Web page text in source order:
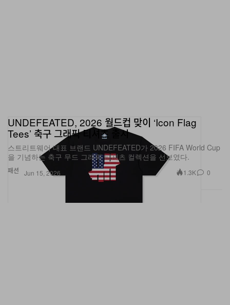
패션
Tees’ 축구 그래픽 티셔츠 출시
스트리트웨어 대표 브랜드 UNDEFEATED가 2026 FIFA World Cup
을 기념하는 축구 무드 그래픽 티셔츠 컬렉션을 선보였다.
Jun 15, 2026 1.3K